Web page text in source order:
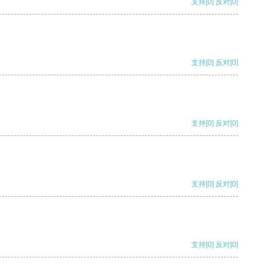
支持 [0] 反对 [0]
支持[0] 反对[0]
支持[0] 反对[0]
支持[0] 反对[0]
支持[0] 反对[0]